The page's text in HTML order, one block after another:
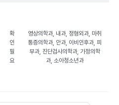
확
인
필
요
영상의학과, 내과, 정형외과, 마취
통증의학과, 안과, 이비인후과, 피
부과, 진단검사의학과, 가정의학
과, 소아청소년과